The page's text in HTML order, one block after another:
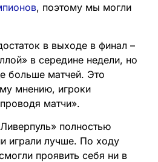
, поэтому мы могли
в выходе в финал –
в середине недели, но
больше матчей. Это
мнению, игроки
матчи».
полностью
играли лучше. По ходу
проявить себя ни в